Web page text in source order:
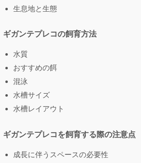
生息地と生態
ギガンテプレコの飼育方法
水質
おすすめの餌
混泳
水槽サイズ
水槽レイアウト
ギガンテプレコを飼育する際の注意点
成長に伴うスペースの必要性